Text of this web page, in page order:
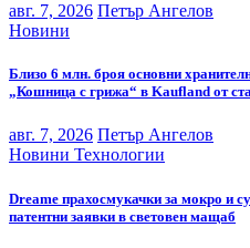
авг. 7, 2026 Петър Ангелов
Новини
Близо 6 млн. броя основни
„Кошница с грижа“ в Kaufland от
авг. 7, 2026 Петър Ангелов
Новини Технологии
Dreame прахосмукачки за мокро и
патентни заявки в световен мащаб